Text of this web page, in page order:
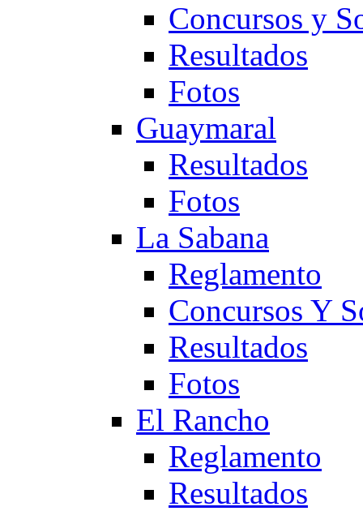
Concursos y
Resultados
Fotos
Guaymaral
Resultados
Fotos
La Sabana
Reglamento
Concursos Y
Resultados
Fotos
El Rancho
Reglamento
Resultados